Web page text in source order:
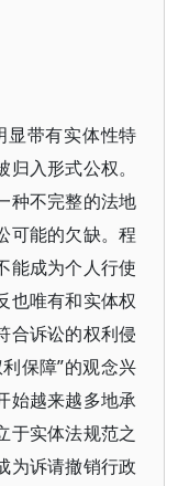
显带有实体性特
入形式公权。
种不完整的法地
可能的欠缺。程
能成为个人行使
也唯有和实体权
合诉讼的权利侵
保障”的观念兴
始越来越多地承
于实体法规范之
为诉请撤销行政